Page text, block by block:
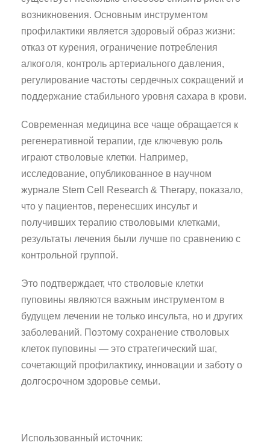
возникновения. Основным инструментом
профилактики является здоровый образ жизни:
отказ от курения, ограничение потребления
алкоголя, контроль артериального давления,
регулирование частоты сердечных сокращений и
поддержание стабильного уровня сахара в крови.
Современная медицина все чаще обращается к
регенеративной терапии, где ключевую роль
играют стволовые клетки. Например,
исследование, опубликованное в научном
журнале Stem Cell Research & Therapy, показало,
что у пациентов, перенесших инсульт и
получивших терапию стволовыми клетками,
результаты лечения были лучше по сравнению с
контрольной группой.
Это подтверждает, что стволовые клетки
пуповины являются важным инструментом в
будущем лечении не только инсульта, но и других
заболеваний. Поэтому сохранение стволовых
клеток пуповины — это стратегический шаг,
сочетающий профилактику, инновации и заботу о
долгосрочном здоровье семьи.
Использованный источник: